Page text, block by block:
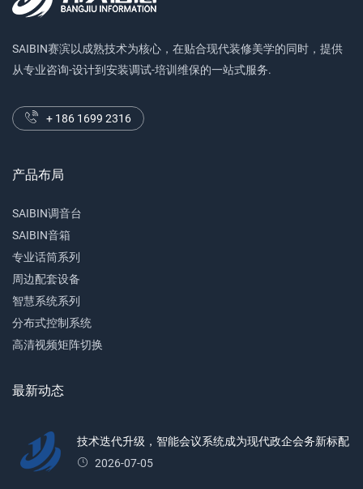
SAIBIN赛滨以成熟技术为核心，在贴合现代装修美学的同时，提供
从专业咨询-设计到安装调试-培训维保的一站式服务.
+ 186 1699 2316
产品布局
SAIBIN调音台
SAIBIN音箱
专业话筒系列
周边配套设备
智慧系统系列
分布式控制系统
高清视频矩阵切换
最新动态
技术迭代升级，智能会议系统成为现代政企会务新标配
2026-07-05